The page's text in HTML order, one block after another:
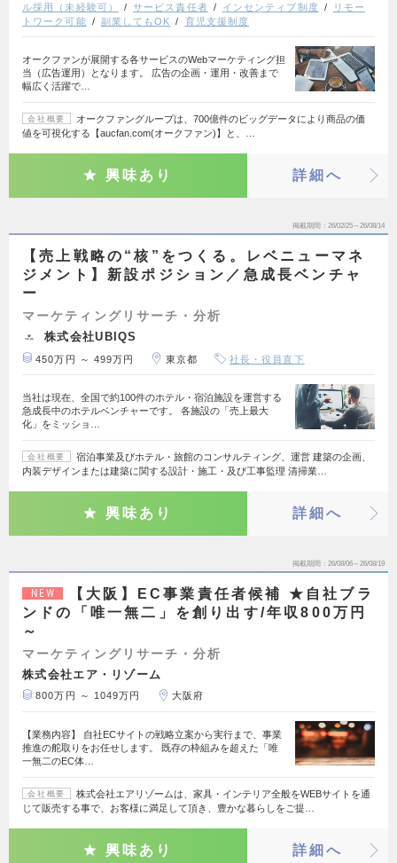
ル採用（未経験可）
サービス責任者 インセンティブ制度
リモー
トワーク可能
副業してもOK 育児支援制度
オークファンが展開する各サービスのWebマーケティング担
当（広告運用）となります。 広告の企画・運用・改善まで
幅広く活躍で…
会社概要
オークファングループは、700億件のビッグデータにより商品の価
値を可視化する【aucfan.com(オークファン)】と、…
興味あり 詳細へ
掲載期間 26/02/25～26/08/14
【売上戦略の“核”をつくる。レベニューマネ
ジメント】新設ポジション／急成長ベンチャ
ー
マーケティングリサーチ・分析
株式会社UBIQS
450万円 ～ 499万円 東京都 社長・役員直下
当社は現在、全国で約100件のホテル・宿泊施設を運営する
急成長中のホテルベンチャーです。 各施設の「売上最大
化」をミッショ…
会社概要
宿泊事業及びホテル・旅館のコンサルティング、運営 建築の企画、
内装デザインまたは建築に関する設計・施工・及び工事監理 清掃業…
興味あり 詳細へ
掲載期間 26/08/06～26/08/19
NEW
【大阪】EC事業責任者候補 ★自社ブラ
ンドの「唯一無二」を創り出す/年収800万円
～
マーケティングリサーチ・分析
株式会社エア・リゾーム
800万円 ～ 1049万円 大阪府
【業務内容】 自社ECサイトの戦略立案から実行まで、事業
推進の舵取りをお任せします。 既存の枠組みを超えた「唯
一無二のEC体…
会社概要
株式会社エアリゾームは、家具・インテリア全般をWEBサイトを通
じて販売する事で、お客様に満足して頂き、豊かな暮らしをご提…
興味あり 詳細へ